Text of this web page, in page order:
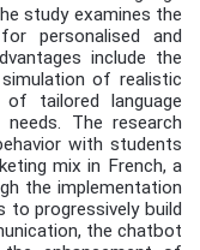
study examines the
personalised and
include the
of realistic
of tailored language
The research
with students
mix in French, a
the implementation
to progressively build
the chatbot